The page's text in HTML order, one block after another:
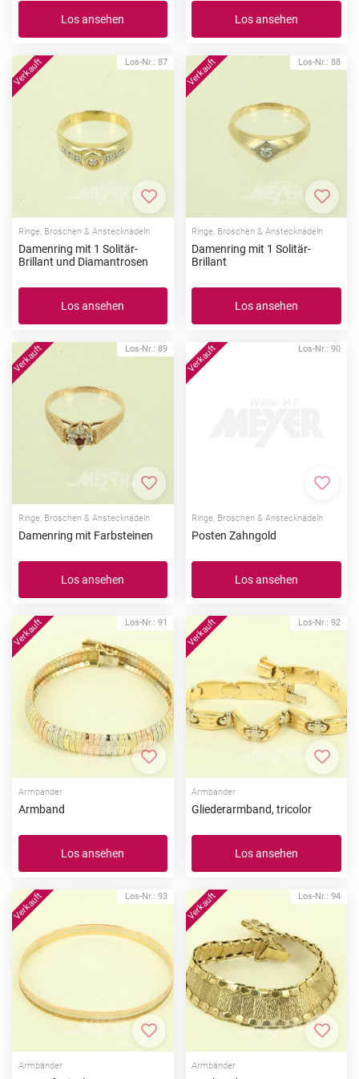
Los ansehen Los ansehen
Los-Nr.: 87
Zur Merkliste hinzufügen
Ringe, Broschen & Anstecknadeln
Damenring mit 1 Solitär-
Brillant und Diamantrosen
Los ansehen
Los-Nr.: 88
Zur
Ringe, Broschen & Anstecknadeln
Damenring mit 1 Solitär-
Brillant
Los ansehen
Los-Nr.: 89
Zur Merkliste hinzufügen
Ringe, Broschen & Anstecknadeln
Damenring mit Farbsteinen
Los ansehen
Los-Nr.: 90
Zur
Ringe, Broschen & Anstecknadeln
Posten Zahngold
Los ansehen
Los-Nr.: 91
Zur Merkliste hinzufügen
Armbänder
Armband
Los ansehen
Los-Nr.: 92
Zur
Armbänder
Gliederarmband, tricolor
Los ansehen
Los-Nr.: 93
Zur Merkliste hinzufügen
Armbänder
Los-Nr.: 94
Zur
Armbänder